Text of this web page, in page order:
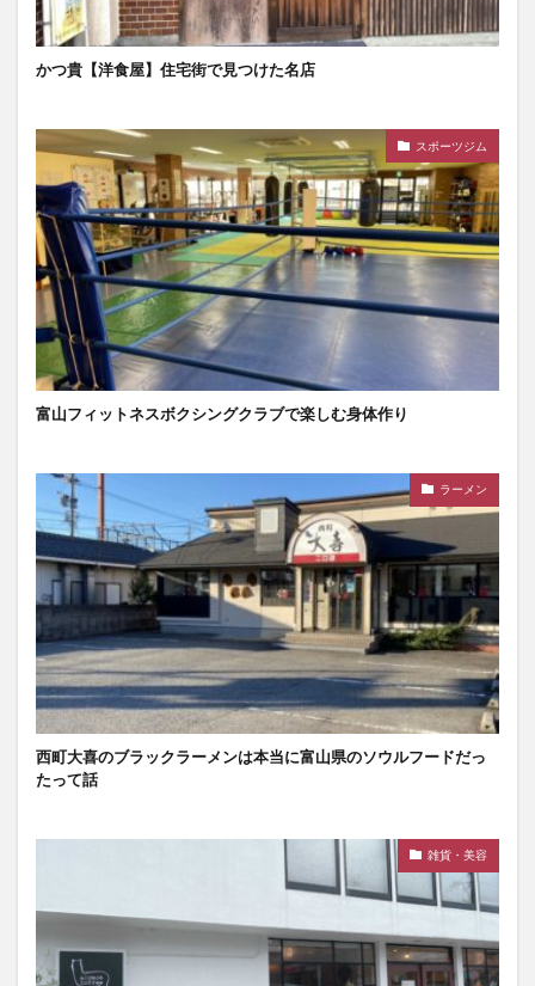
かつ貴【洋食屋】住宅街で見つけた名店
スポーツジム
富山フィットネスボクシングクラブで楽しむ身体作り
ラーメン
西町大喜のブラックラーメンは本当に富山県のソウルフードだっ
たって話
雑貨・美容